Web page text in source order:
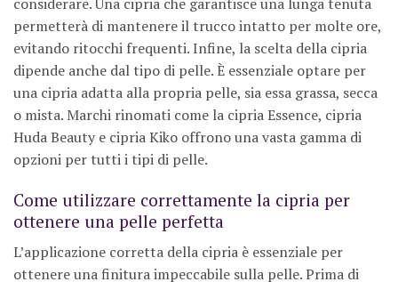
permetterà di mantenere il trucco intatto per molte ore,
evitando ritocchi frequenti. Infine, la scelta della cipria
dipende anche dal tipo di pelle. È essenziale optare per
una cipria adatta alla propria pelle, sia essa grassa, secca
o mista. Marchi rinomati come la cipria Essence, cipria
Huda Beauty e cipria Kiko offrono una vasta gamma di
opzioni per tutti i tipi di pelle.
Come utilizzare correttamente la cipria per
ottenere una pelle perfetta
L’applicazione corretta della cipria è essenziale per
ottenere una finitura impeccabile sulla pelle. Prima di